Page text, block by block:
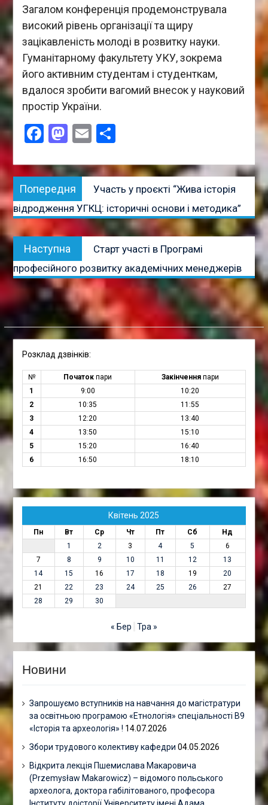
Загалом конференція продемонструвала
високий рівень організації та щиру
зацікавленість молоді в розвитку науки.
Гуманітарному факультету УКУ, зокрема
його активним студентам і студенткам,
вдалося зробити вагомий внесок у науковий
простір України.
Facebook
Mastodon
EmailПоділитися
Навігація
записів
Попередня
публікація:
Участь у проєкті “Жива історія
відродження УГКЦ: історичні основи і методика”
Наступна
публікація:
Старт участі в Програмі
професійного розвитку академічних менеджерів
Розклад дзвінків:
№ Початок пари Закінченняпари
1
9:00
10:20
2
10:35
11:55
3
12:20
13:40
4
13:50
15:10
5
15:20
16:40
6
16:50 18:10
Квітень 2025
Пн Вт Ср Чт Пт Сб
Нд
1
2 3 4 5
6
7
8 9 10 11 12
13
14
15 16 17 18 19
20
21
22 23 24 25 26
27
28
29 30
« Бер Тра »
Новини
Запрошуємо вступників на навчання до магістратури
за освітньою програмою «Етнологія» спеціальності В9
«Історія та археологія» ! 14.07.2026
Збори трудового колективу кафедри 04.05.2026
Відкрита лекція Пшемислава Макаровича
(Przemysław Makarowicz) – відомого польського
археолога, доктора габілітованого, професора